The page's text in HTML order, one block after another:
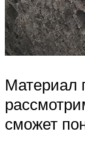
Материал
сможет